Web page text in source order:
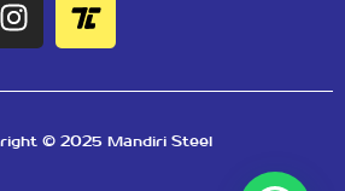
© 2025 Mandiri Steel